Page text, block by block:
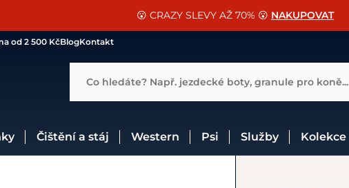
SLEVA 13% na vše od Cassini! CHCI SLEVU
😮 CRAZY SLEVY AŽ 70% 😮 NAKUPOVAT
📐Pasování a doplňky k vybraným sedlům ZDARMA 🐴
od 2 500 KčBlogKontakt
Co hledáte? Např. jezdecké boty, granule pro koně...
Čištění a stáj Western Psi Služby Kolekce